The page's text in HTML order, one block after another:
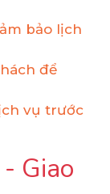
bảo lịch
để
vụ trước
Giao